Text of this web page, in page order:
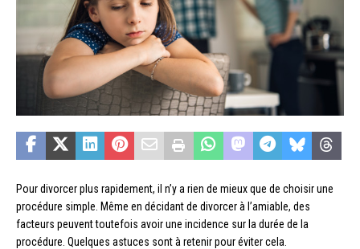
Pour divorcer plus rapidement, il n’y a rien de mieux que de choisir une
procédure simple. Même en décidant de divorcer à l’amiable, des
facteurs peuvent toutefois avoir une incidence sur la durée de la
procédure. Quelques astuces sont à retenir pour éviter cela.